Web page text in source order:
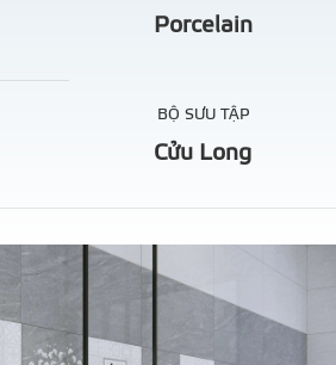
Porcelain
BỘ SƯU TẬP
Cửu Long